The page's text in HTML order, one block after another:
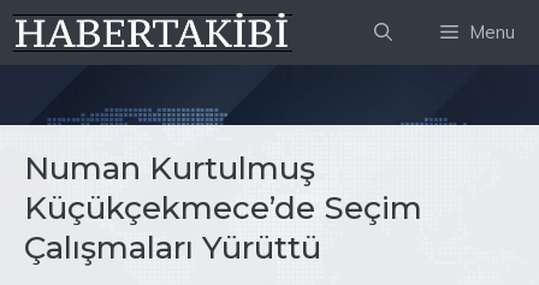
İçeriğe
atla
Menu
Numan Kurtulmuş
Küçükçekmece’de Seçim
Çalışmaları Yürüttü